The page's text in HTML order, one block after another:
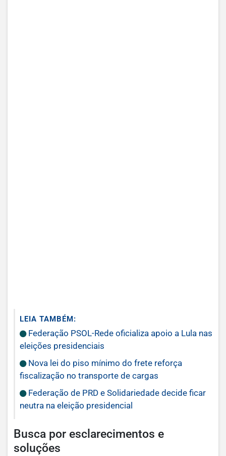
LEIA TAMBÉM:
Federação PSOL-Rede oficializa apoio a Lula nas
eleições presidenciais
Nova lei do piso mínimo do frete reforça
fiscalização no transporte de cargas
Federação de PRD e Solidariedade decide ficar
neutra na eleição presidencial
Busca por esclarecimentos e
soluções